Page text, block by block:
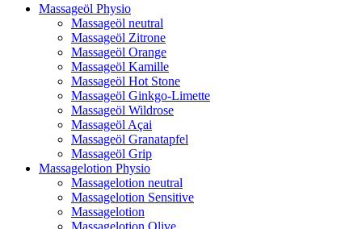
Massageöl Physio
Massageöl neutral
Massageöl Zitrone
Massageöl Orange
Massageöl Kamille
Massageöl Hot Stone
Massageöl Ginkgo-Limette
Massageöl Wildrose
Massageöl Açai
Massageöl Granatapfel
Massageöl Grip
Massagelotion Physio
Massagelotion neutral
Massagelotion Sensitive
Massagelotion
Massagelotion Olive